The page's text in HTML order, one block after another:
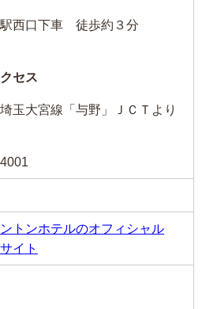
駅西口下車 徒歩約３分
セス
玉大宮線「与野」ＪＣＴより
トンホテルのオフィシャル
イト